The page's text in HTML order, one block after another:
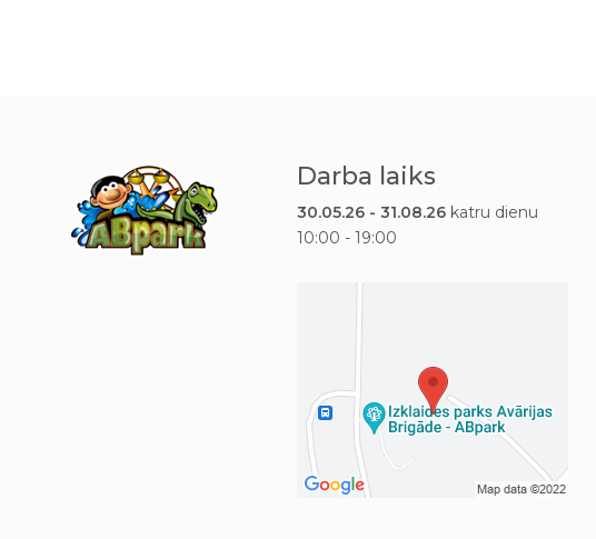
Darba laiks
30.05.26 - 31.08.26 katru dienu
10:00 - 19:00